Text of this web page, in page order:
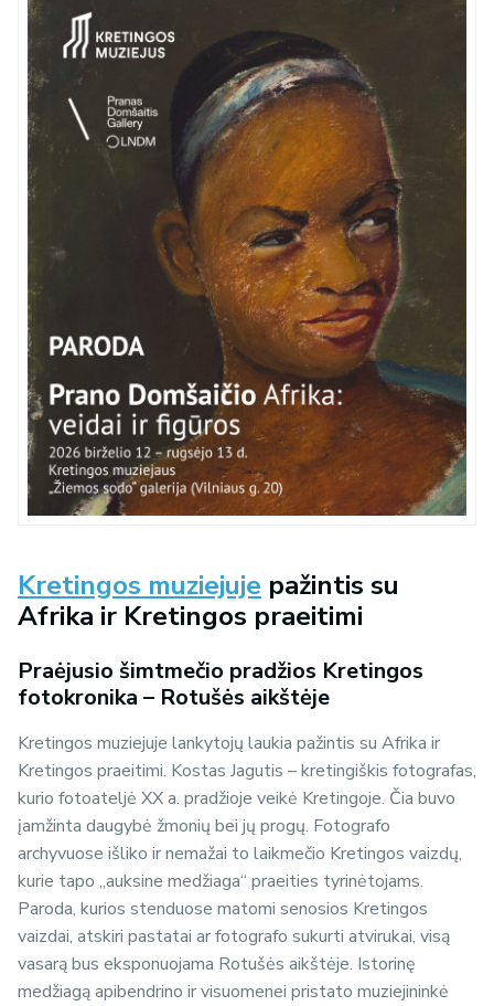
Kretingos muziejuje pažintis su
Afrika ir Kretingos praeitimi
Praėjusio šimtmečio pradžios Kretingos
fotokronika – Rotušės aikštėje
Kretingos muziejuje lankytojų laukia pažintis su Afrika ir
Kretingos praeitimi. Kostas Jagutis – kretingiškis fotografas,
kurio fotoateljė XX a. pradžioje veikė Kretingoje. Čia buvo
įamžinta daugybė žmonių bei jų progų. Fotografo
archyvuose išliko ir nemažai to laikmečio Kretingos vaizdų,
kurie tapo „auksine medžiaga“ praeities tyrinėtojams.
Paroda, kurios stenduose matomi senosios Kretingos
vaizdai, atskiri pastatai ar fotografo sukurti atvirukai, visą
vasarą bus eksponuojama Rotušės aikštėje. Istorinę
medžiagą apibendrino ir visuomenei pristato muziejininkė